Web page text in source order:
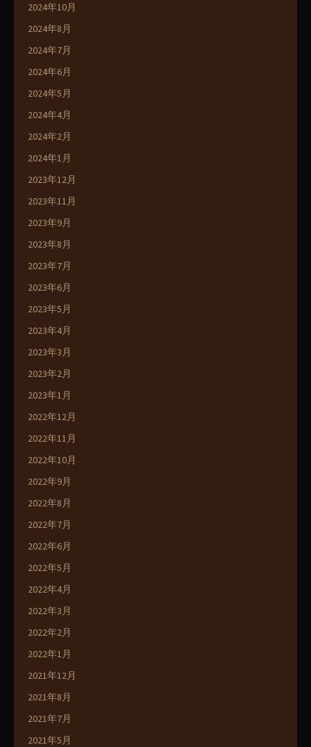
2024年10月
2024年8月
2024年7月
2024年6月
2024年5月
2024年4月
2024年2月
2024年1月
2023年12月
2023年11月
2023年9月
2023年8月
2023年7月
2023年6月
2023年5月
2023年4月
2023年3月
2023年2月
2023年1月
2022年12月
2022年11月
2022年10月
2022年9月
2022年8月
2022年7月
2022年6月
2022年5月
2022年4月
2022年3月
2022年2月
2022年1月
2021年12月
2021年8月
2021年7月
2021年5月